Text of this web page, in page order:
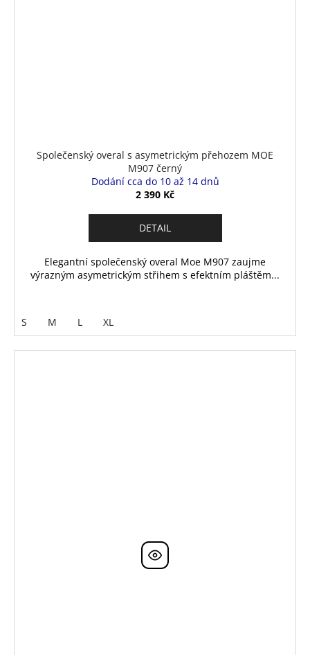
Společenský overal s asymetrickým přehozem MOE
M907 černý
Dodání cca do 10 až 14 dnů
2 390 Kč
DETAIL
Elegantní společenský overal Moe M907 zaujme
výrazným asymetrickým střihem s efektním pláštěm...
S M L XL